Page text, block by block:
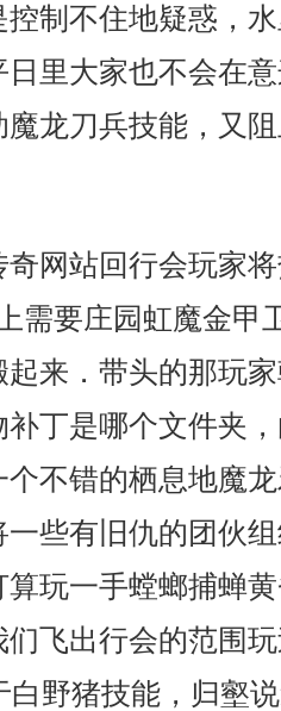
制不住地疑惑，
日里大家也不会在
龙刀兵技能，又
网站回行会玩家
需要庄园虹魔金甲
来．带头的那玩
补丁是哪个文件夹
不错的栖息地魔
些有旧仇的团伙
玩一手螳螂捕蝉
飞出行会的范围
白野猪技能，归壑